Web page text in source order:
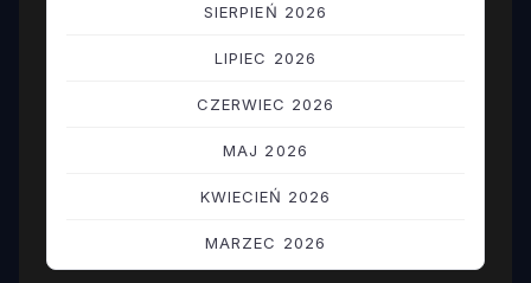
SIERPIEŃ 2026
LIPIEC 2026
CZERWIEC 2026
MAJ 2026
KWIECIEŃ 2026
MARZEC 2026